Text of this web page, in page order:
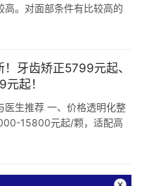
。对面部条件有比较高的
牙齿矫正5799元起、
起！
生推荐 一、价格透明化整
15800元起/颗，适配高